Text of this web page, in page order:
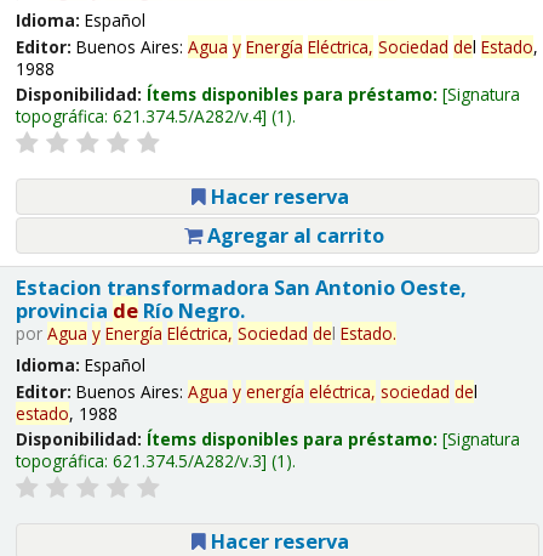
Idioma: Español
Editor: Buenos Aires: Agua y Energía Eléctrica, Sociedad del Estado,
1988
Disponibilidad: Ítems disponibles para préstamo: Signatura
topográfica: 621.374.5/A282/v.4 (1).
Hacer reserva
Agregar al carrito
Estacion transformadora San Antonio Oeste,
provincia deRío Negro.
por Agua y Energía Eléctrica, Sociedad del Estado.
Idioma: Español
Editor: Buenos Aires: Agua y energía eléctrica, sociedad del
estado, 1988
Disponibilidad: Ítems disponibles para préstamo: Signatura
topográfica: 621.374.5/A282/v.3 (1).
Hacer reserva